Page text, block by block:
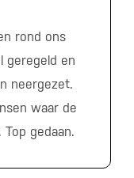
rond ons
geregeld en
neergezet.
waar de
gedaan.